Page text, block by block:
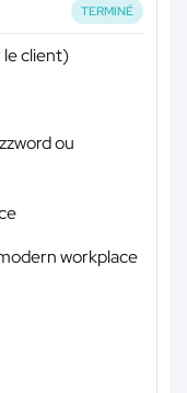
TERMINÉ
client)
ou
workplace